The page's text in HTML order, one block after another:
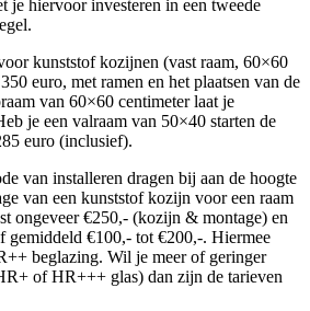
je hiervoor investeren in een tweede
kunststof kozijnen (vast raam, 60×60
euro, met ramen en het plaatsen van de
van 60×60 centimeter laat je
je een valraam van 50×40 starten de
euro (inclusief).
van installeren dragen bij aan de hoogte
van een kunststof kozijn voor een raam
ongeveer €250,- (kozijn & montage) en
gemiddeld €100,- tot €200,-. Hiermee
beglazing. Wil je meer of geringer
of HR+++ glas) dan zijn de tarieven